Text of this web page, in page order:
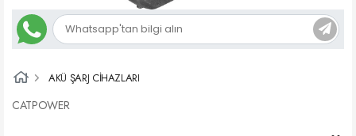
AKÜ ŞARJ CİHAZLARI
CATPOWER